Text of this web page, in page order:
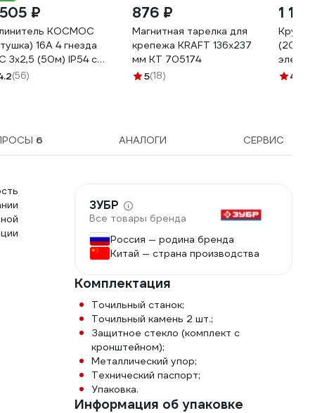
₽
КОСМОС
16А 4 гнезда
3х2,5 (50м) IP54 с
УХз16
(56)
876 ₽
Магнитная тарелка для
крепежа KRAFT 136х237
мм KT 705174
5(18)
1
Круг
4
6 АНАЛОГИ СЕРВИС
ЗУБР
Все товары бренда
Россия — родина бренда
Китай — страна производства
Комплектация
Точильный станок;
Точильный камень 2 шт.;
Защитное стекло (комплект с
кронштейном);
Металлический упор;
Технический паспорт;
Упаковка.
Информация об упаковке